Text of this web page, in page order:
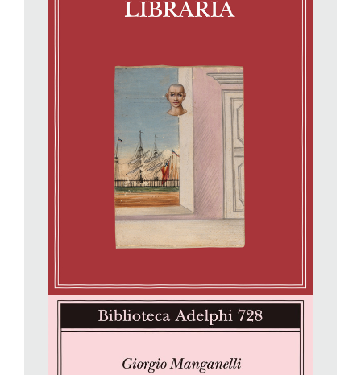
problema, semmai un valore aggiunto: «Se io fossi un
perché. Mettiamo in conto la mia naturale rozzezza…»
(Concupiscenze librarie, p. 79).
Nel montare questa ricca selezione a due ante, nella quale si
apprezzano gli accostamenti brillanti e gli impliciti e sotterranei
percorsi di lettura, Salvatore Silvano Nigro ha provato a dare
ragione della «fame» di Manganelli, del suo essere onnivoro e
insieme feticista, un librofilo passionale e goloso sin dal primo
contatto (fisico, tattile) con le opere di carta stampata. Si
vedano ad esempio le pagine dedicate alla collana di tascabili
Penguin, oppure alla nuova copertina del Giovane Holden o
ancora alla Parola dipinta di Padre Giovanni Pozzi: «Prima di
toccare, come mi sarà possibile, della materia del libro che mi
sta ora davanti, desidero discorrere brevemente della “cosa”
fatta di pagine scritte che reca quel titolo. È un libro, in primo
circa settecento grammi. Quando lo si apre, produce quel